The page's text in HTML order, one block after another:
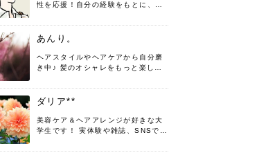
性を応援！自分の経験をもとに、執
あんり。
ヘアスタイルやヘアケアから自分磨
き中♪ 髪のオシャレをもっと楽しめ
♡ 役立つ情報をお届けできるように
頑張ります！よろしくお願いしま
ダリア**
美容ケア＆ヘアアレンジが好きな大
学生です！ 実体験や雑誌、SNSで知
す。 これからよろしくお願いします